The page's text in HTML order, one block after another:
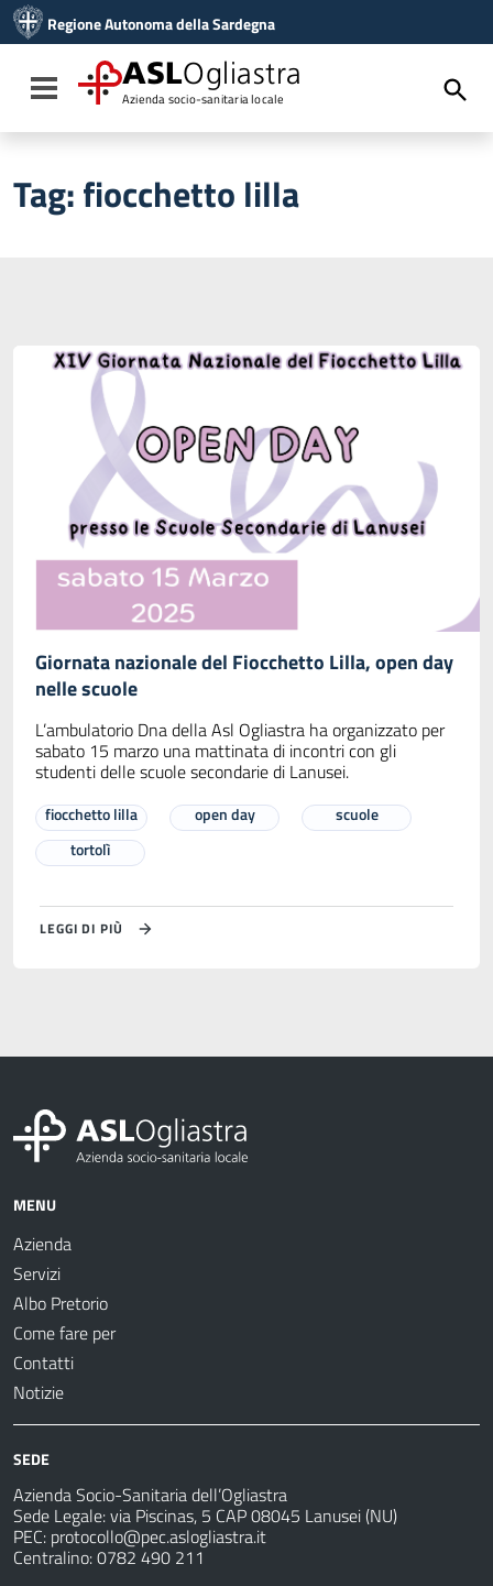
Vai al menu di navigazione
Vai al footer
Regione Autonoma della Sardegna
Toggle navigation
ASLOgliastra
Azienda socio-sanitaria locale
Tag:fiocchetto lilla
Giornata nazionale del Fiocchetto Lilla, open day
nelle scuole
L’ambulatorio Dna della Asl Ogliastra ha organizzato per
sabato 15 marzo una mattinata di incontri con gli
studenti delle scuole secondarie di Lanusei.
fiocchetto lilla open day
scuole
tortolì
LEGGI DI PIÙ
MENU
Azienda
Servizi
Albo Pretorio
Come fare per
Contatti
Notizie
SEDE
Azienda Socio-Sanitaria dell’Ogliastra
Sede Legale: via Piscinas, 5 CAP 08045 Lanusei (NU)
PEC: protocollo@pec.aslogliastra.it
Centralino: 0782 490 211